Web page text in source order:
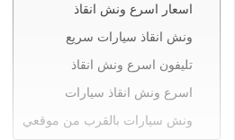
اسعار اسرع ونش انقاذ
ونش انقاذ سيارات سريع
تليفون اسرع ونش انقاذ
اسرع ونش انقاذ سيارات
ونش سيارات بالقرب من موقعي